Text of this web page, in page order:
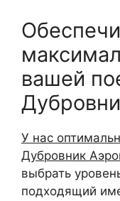
вашей
У нас
Дубровник
выбрать
подходящий